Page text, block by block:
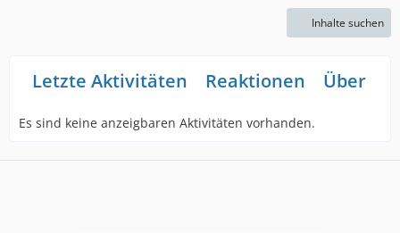
Inhalte suchen
Letzte Aktivitäten Reaktionen Über
Es sind keine anzeigbaren Aktivitäten vorhanden.